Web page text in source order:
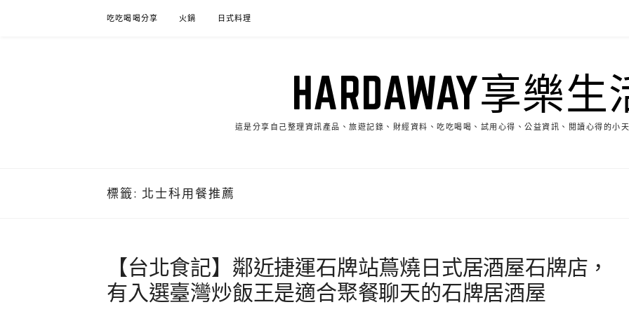
吃吃喝喝分享 火鍋 日式料理
HARDAWAY享樂生
這是分享自己整理資訊產品、旅遊記錄、財經資料、吃吃喝喝、試用心得、公益資訊、閱讀心得的小
標籤: 北士科用餐推薦
【台北食記】鄰近捷運石牌站蔦燒日式居酒屋石牌店，
有入選臺灣炒飯王是適合聚餐聊天的石牌居酒屋